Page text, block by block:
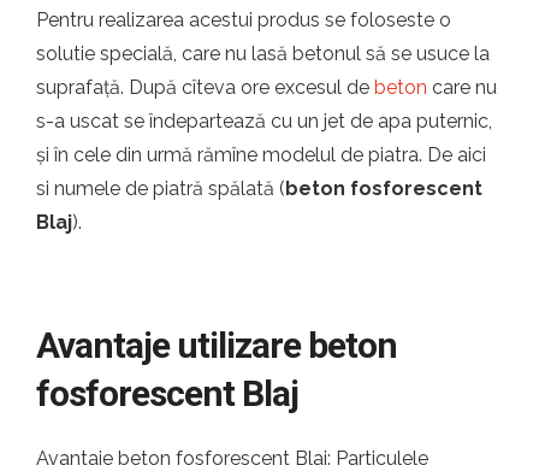
Pentru realizarea acestui produs se foloseste o
solutie specială, care nu lasă betonul să se usuce la
suprafață. După cîteva ore excesul de beton care nu
s-a uscat se îndepartează cu un jet de apa puternic,
și în cele din urmă rămîne modelul de piatra. De aici
si numele de piatră spălată (beton fosforescent
Blaj).
Avantaje utilizare beton
fosforescent Blaj
Avantaje beton fosforescent Blaj: Particulele